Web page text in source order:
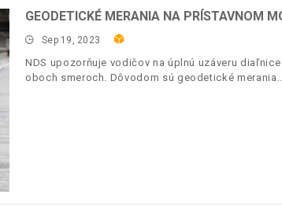
GEODETICKÉ MERANIA NA PRÍSTAVNOM
Sep 19, 2023
NDS upozorňuje vodičov na úplnú uzáveru
oboch smeroch. Dôvodom sú geodetické merania.